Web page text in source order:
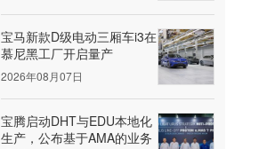
宝马新款D级电动三厢车i3在
慕尼黑工厂开启量产
2026年08月07日
宝腾启动DHT与EDU本地化
生产，公布基于AMA的业务